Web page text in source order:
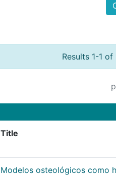
Results 1-1
Title
Modelos osteológicos como